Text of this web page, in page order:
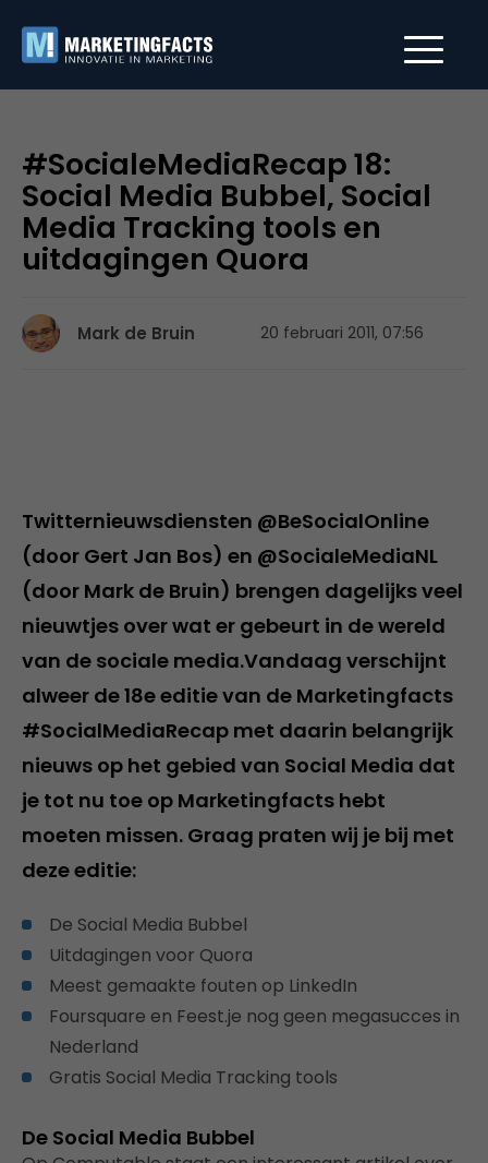
#SocialeMediaRecap 18:
Social Media Bubbel, Social
Media Tracking tools en
uitdagingen Quora
Mark de Bruin 20 februari 2011, 07:56
Twitternieuwsdiensten @BeSocialOnline
(door Gert Jan Bos) en @SocialeMediaNL
(door Mark de Bruin) brengen dagelijks veel
nieuwtjes over wat er gebeurt in de wereld
van de sociale media.Vandaag verschijnt
alweer de 18e editie van de Marketingfacts
#SocialMediaRecap met daarin belangrijk
nieuws op het gebied van Social Media dat
je tot nu toe op Marketingfacts hebt
moeten missen. Graag praten wij je bij met
deze editie:
De Social Media Bubbel
Uitdagingen voor Quora
Meest gemaakte fouten op LinkedIn
Foursquare en Feest.je nog geen megasucces in
Nederland
Gratis Social Media Tracking tools
De Social Media Bubbel